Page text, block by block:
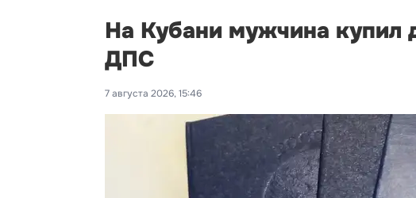
На Кубани мужчина купил
ДПС
7 августа 2026, 15:46